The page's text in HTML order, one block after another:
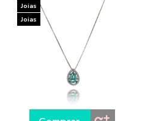
Joias
Joias